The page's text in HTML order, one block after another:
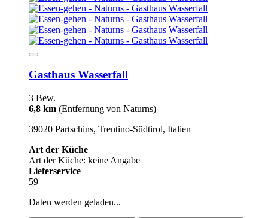
Gasthaus Wasserfall
3 Bew.
6,8 km (Entfernung von Naturns)
39020 Partschins, Trentino-Südtirol, Italien
Art der Küche
Art der Küche: keine Angabe
Lieferservice
59
Daten werden geladen...